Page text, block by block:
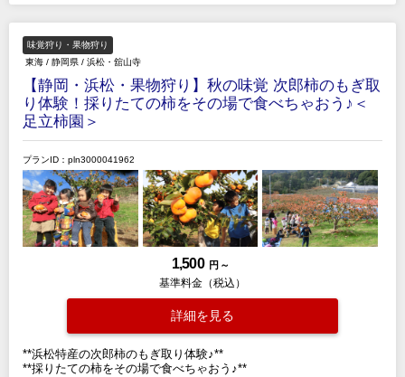
味覚狩り・果物狩り
東海 / 静岡県 / 浜松・舘山寺
【静岡・浜松・果物狩り】秋の味覚 次郎柿のもぎ取
り体験！採りたての柿をその場で食べちゃおう♪＜
足立柿園＞
プランID：pln3000041962
1,500 円 ～
基準料金（税込）
詳細を見る
**浜松特産の次郎柿のもぎ取り体験♪**
**採りたての柿をその場で食べちゃおう♪**